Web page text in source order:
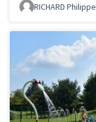
RICHARD Philippe